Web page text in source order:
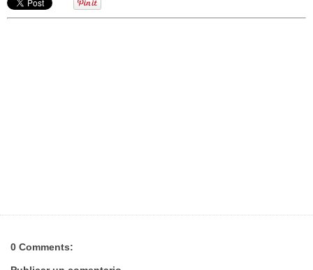
0 Comments: